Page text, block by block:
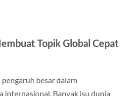
Topik Global Cepat
besar dalam
internasional. Banyak isu dunia